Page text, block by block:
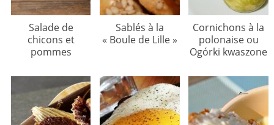
Salade de
chicons et
pommes
Sablés à la
« Boule de Lille »
Cornichons à la
polonaise ou
Ogórki kwaszone